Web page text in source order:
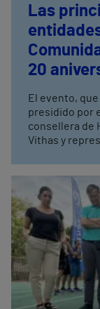
Las
20
El evento,
presidido por
consellera de
Vithas y